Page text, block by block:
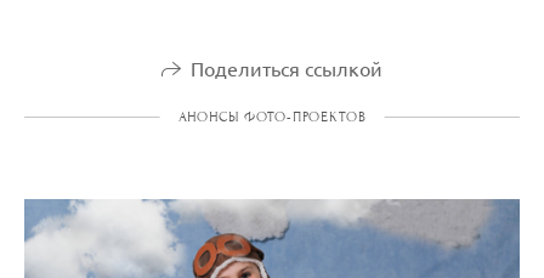
Поделиться ссылкой
АНОНСЫ ФОТО-ПРОЕКТОВ